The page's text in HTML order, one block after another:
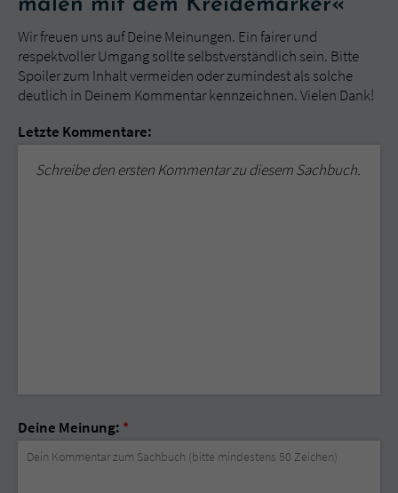
malen mit dem Kreidemarker«
Wir freuen uns auf Deine Meinungen. Ein fairer und
respektvoller Umgang sollte selbstverständlich sein. Bitte
Spoiler zum Inhalt vermeiden oder zumindest als solche
deutlich in Deinem Kommentar kennzeichnen. Vielen Dank!
Letzte Kommentare:
Schreibe den ersten Kommentar zu diesem Sachbuch.
Deine Meinung: *